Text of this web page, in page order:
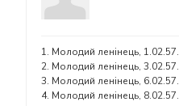
1. Молодий ленінець, 1.02.57.
2. Молодий ленінець, 3.02.57.
3. Молодий ленінець, 6.02.57.
4. Молодий ленінець, 8.02.57.